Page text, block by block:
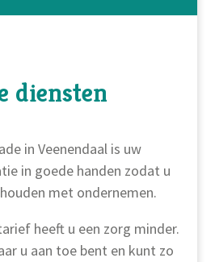
diensten
in Veenendaal is uw
in goede handen zodat u
met ondernemen.
heeft u een zorg minder.
u aan toe bent en kunt zo